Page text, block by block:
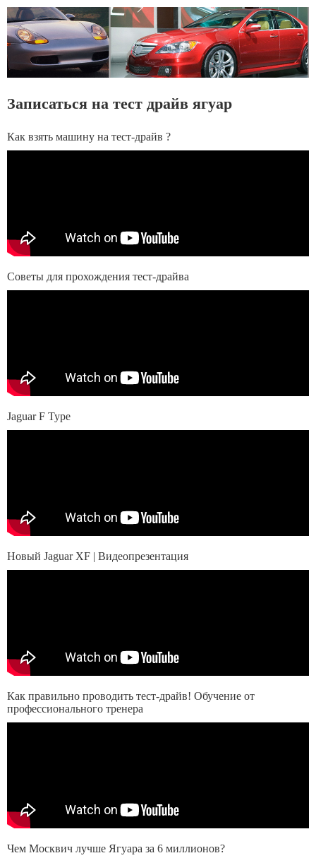
Записаться на тест драйв ягуар
Как взять машину на тест-драйв ?
Советы для прохождения тест-драйва
Jaguar F Type
Новый Jaguar XF | Видеопрезентация
Как правильно проводить тест-драйв! Обучение от
профессионального тренера
Чем Москвич лучше Ягуара за 6 миллионов?